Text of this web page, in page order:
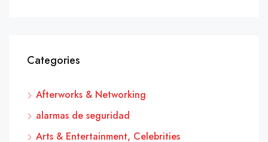
Categories
Afterworks & Networking
alarmas de seguridad
Arts & Entertainment, Celebrities